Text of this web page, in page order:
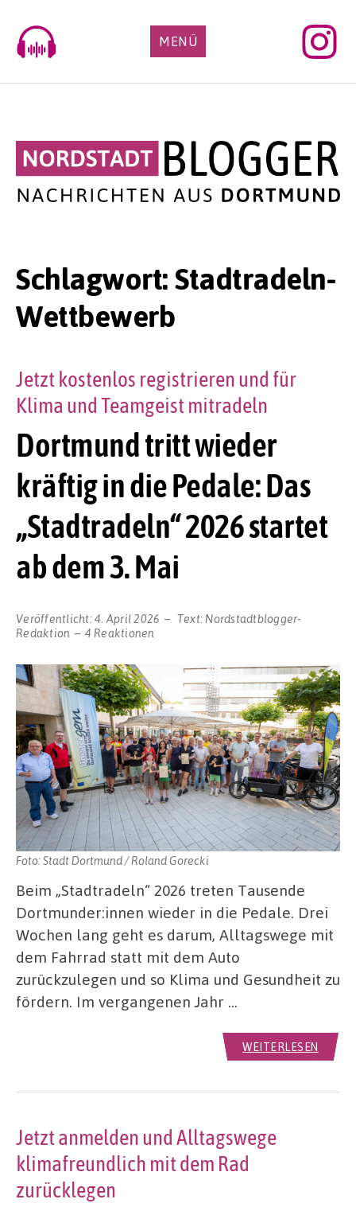
content
MENÜ
Schlagwort:Stadtradeln-
Wettbewerb
Dortmund tritt wieder
kräftig in die Pedale: Das
„Stadtradeln“ 2026 startet
ab dem 3. Mai
Jetzt kostenlos registrieren und für
Klima und Teamgeist mitradeln
Veröffentlicht:4. April 2026 Text: Nordstadtblogger-
Redaktion
4 Reaktionen
Foto: Stadt Dortmund / Roland Gorecki
Beim „Stadtradeln“ 2026 treten Tausende
Dortmunder:innen wieder in die Pedale. Drei
Wochen lang geht es darum, Alltagswege mit
dem Fahrrad statt mit dem Auto
zurückzulegen und so Klima und Gesundheit zu
fördern. Im vergangenen Jahr …
WEITERLESEN
Jetzt anmelden und Alltagswege
klimafreundlich mit dem Rad
zurücklegen